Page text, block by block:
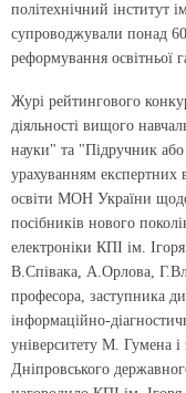
політехнічний інститут
супроводжували понад
реформування освітньої
Журі рейтингового
діяльності вищого
науки" та "Підручник або
урахуванням експертних
освіти МОН України щoдо
посібників нового
електроніки КПІ ім.
В.Співака, А.Орлова,
професора, заступника
інформаційно-
університету М. Гумена і
Дніпровського